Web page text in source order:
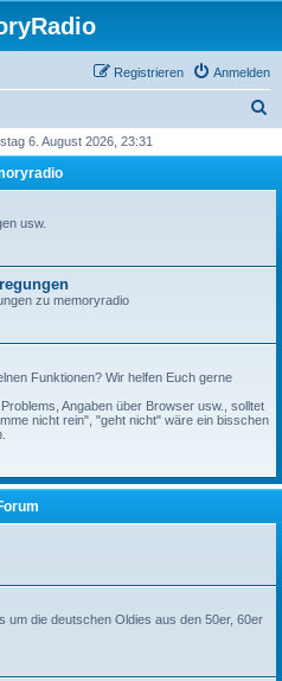
Anmelden
Registrieren
h
6. August 2026, 23:31
usw.
zu memoryradio
Funktionen? Wir helfen Euch gerne
Angaben über Browser usw., solltet
nicht rein", "geht nicht" wäre ein bisschen
um die deutschen Oldies aus den 50er, 60er